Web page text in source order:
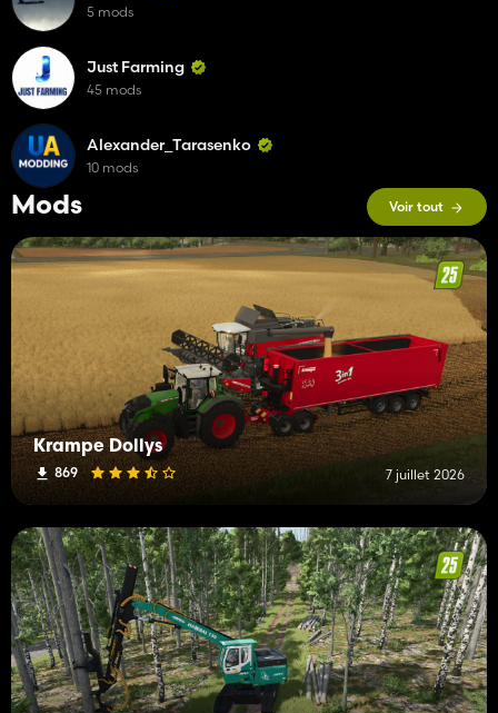
Mods Voir tout
Krampe Dollys
869 7 juillet 2026
5 mods
Just Farming
45 mods
Alexander_Tarasenko
10 mods